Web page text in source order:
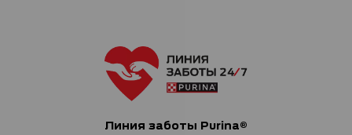
Линия заботы Purina®